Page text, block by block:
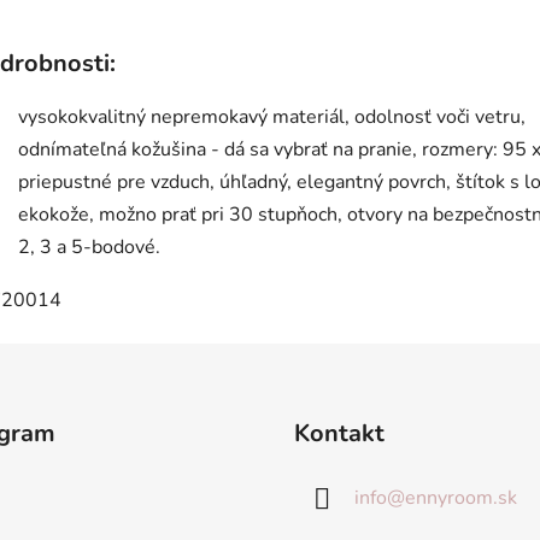
vysokokvalitný nepremokavý materiál, odolnosť voči vetru,
odnímateľná kožušina - dá sa vybrať na pranie, rozmery: 95
priepustné pre vzduch, úhľadný, elegantný povrch, štítok s
ekokože, možno prať pri 30 stupňoch, otvory na
2, 3 a 5-bodové.
Kontakt
info@ennyroom.sk